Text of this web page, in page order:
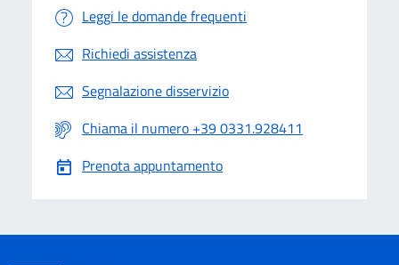
Leggi le domande frequenti
Richiedi assistenza
Segnalazione disservizio
Chiama il numero +39 0331.928411
Prenota appuntamento